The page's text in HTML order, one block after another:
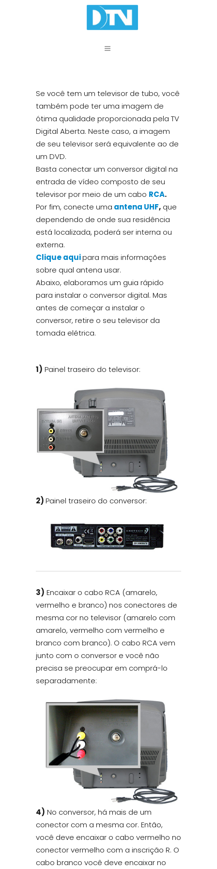
Se você tem um televisor de tubo, você
também pode ter uma imagem de
ótima qualidade proporcionada pela TV
Digital Aberta. Neste caso, a imagem
de seu televisor será equivalente ao de
um DVD.
Basta conectar um conversor digital na
entrada de vídeo composto de seu
televisor por meio de um cabo RCA.
Por fim, conecte uma antena UHF, que
dependendo de onde sua residência
está localizada, poderá ser interna ou
externa.
Clique aquipara mais informações
sobre qual antena usar.
Abaixo, elaboramos um guia rápido
para instalar o conversor digital. Mas
antes de começar a instalar o
conversor, retire o seu televisor da
tomada elétrica.
1) Painel traseiro do televisor:
2)Painel traseiro do conversor:
3) Encaixar o cabo RCA (amarelo,
vermelho e branco) nos conectores de
mesma cor no televisor (amarelo com
amarelo, vermelho com vermelho e
branco com branco). O cabo RCA vem
junto com o conversor e você não
precisa se preocupar em comprá-lo
separadamente:
4) No conversor, há mais de um
conector com a mesma cor. Então,
você deve encaixar o cabo vermelho no
conector vermelho com a inscrição R. O
cabo branco você deve encaixar no